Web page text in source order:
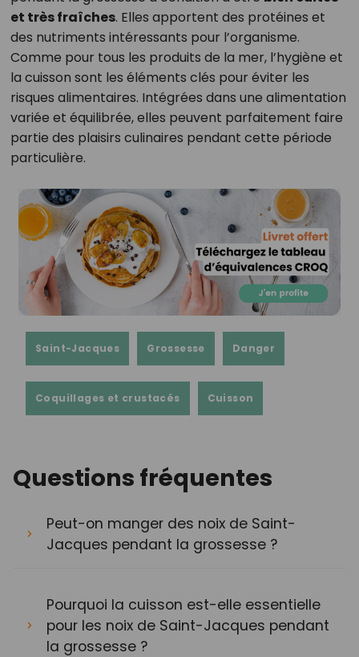
et très fraîches. Elles apportent des protéines et
des nutriments intéressants pour l’organisme.
Comme pour tous les produits de la mer, l’hygiène et
la cuisson sont les éléments clés pour éviter les
risques alimentaires. Intégrées dans une alimentation
variée et équilibrée, elles peuvent parfaitement faire
partie des plaisirs culinaires pendant cette période
particulière.
Saint-Jacques Grossesse Danger
Coquillages et crustacés Cuisson
Questions fréquentes
Peut-on manger des noix de Saint-
Jacques pendant la grossesse ?
Pourquoi la cuisson est-elle essentielle
pour les noix de Saint-Jacques pendant
la grossesse ?